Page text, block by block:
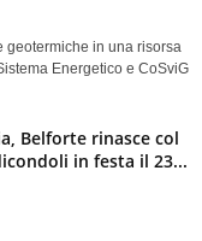
geotermiche in una risorsa
Energetico e CoSviG
Belforte rinasce col
in festa il 23...